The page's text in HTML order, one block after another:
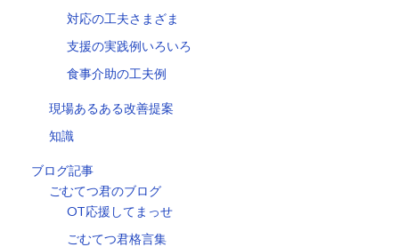
対応の工夫さまざま
支援の実践例いろいろ
食事介助の工夫例
現場あるある改善提案
知識
ブログ記事
ごむてつ君のブログ
OT応援してまっせ
ごむてつ君格言集